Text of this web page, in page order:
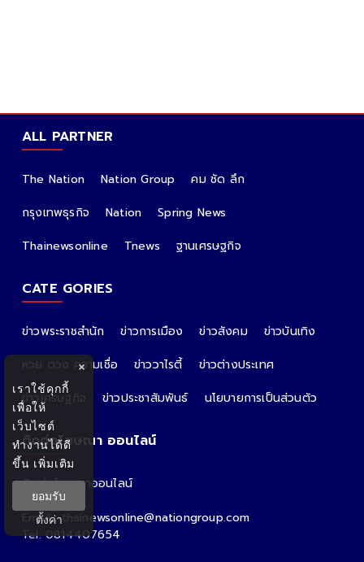
ALL PARTNER
The Nation Nation Group
คม ชัด ลึก
กรุงเทพธุรกิจ
Nation
Spring News
Thainewsonline
Tnews ฐานเศรษฐกิจ
CATE GORIES
ข่าวพระราชสำนัก ข่าวการเมือง ข่าวสังคม
ข่าวบันเทิง
หวย ดวง ความเชื่อ
ข่าววาไรตี้
ข่าวต่างประเทศ
ข่าวเศรษฐกิจ
ข่าวประชาสัมพันธ์ นโยบายการเป็นส่วนตัว
ติดต่อโฆษณา ออนไลน์
ติดต่อโฆษณาออนไลน์
คุณอ้อ
Email : thainewsonline@nationgroup.com
Tel: 0814407654
×
เราใช้คุกกี้
เพื่อให้
เว็บไซต์
ทำงานได้ดี
ขึ้น เพิ่มเติม
ยอมรับ
ตั้งค่า